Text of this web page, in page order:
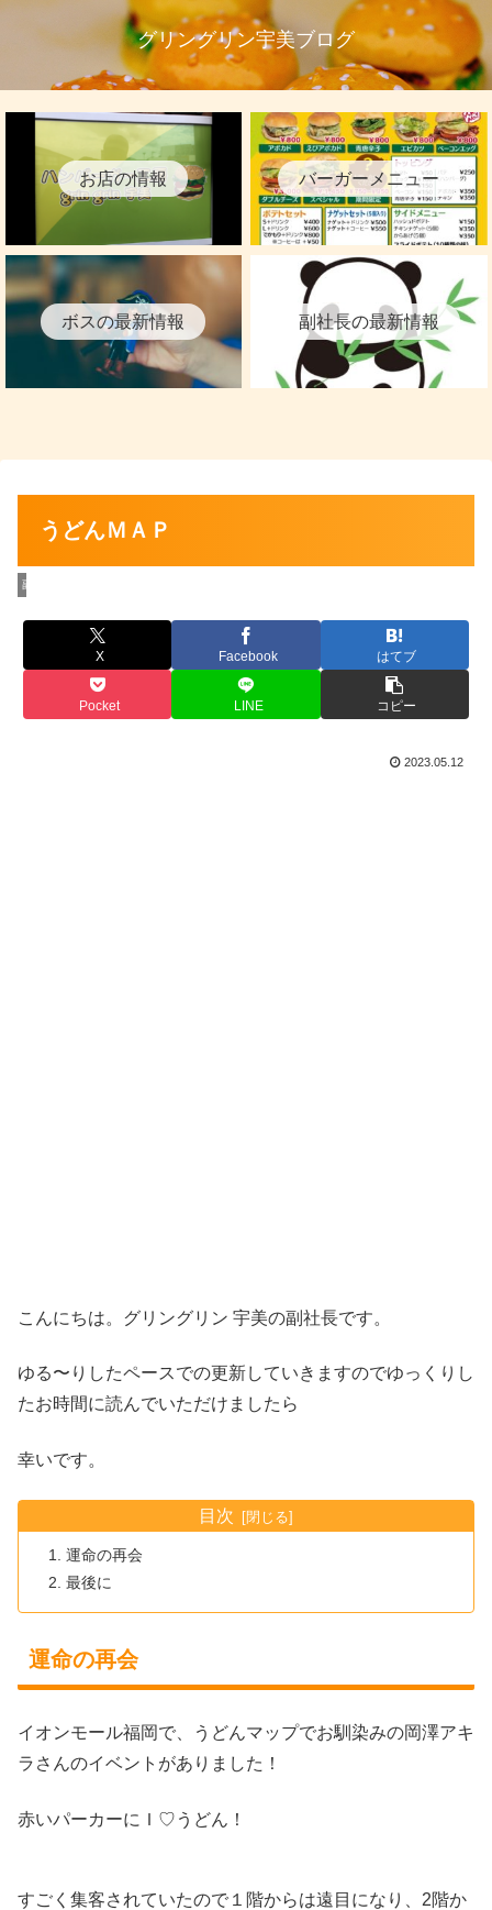
グリングリン宇美ブログ
お店の情報 バーガーメニュー
ボスの最新情報 副社長の最新情報
うどんＭＡＰ
副社長の最新情報
X Facebook はてブ
Pocket LINE コピー
2023.05.12
こんにちは。グリングリン 宇美の副社長です。
ゆる〜りしたペースでの更新していきますのでゆっくりし
たお時間に読んでいただけましたら
幸いです。
目次
運命の再会
最後に
運命の再会
イオンモール福岡で、うどんマップでお馴染みの岡澤アキ
ラさんのイベントがありました！
赤いパーカーにＩ♡うどん！
すごく集客されていたので１階からは遠目になり、2階か